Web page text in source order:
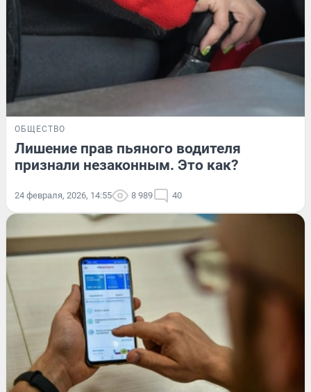
ОБЩЕСТВО
Лишение прав пьяного водителя
признали незаконным. Это как?
24 февраля, 2026, 14:55 8 989 40